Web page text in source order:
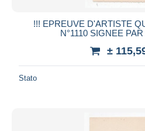
!!! EPREUVE D'ARTISTE
N°1110 SIGNEE
±
Stato